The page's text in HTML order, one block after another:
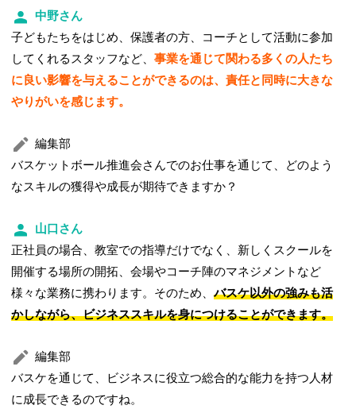
中野さん
子どもたちをはじめ、保護者の方、コーチとして活動に参加
してくれるスタッフなど、事業を通じて関わる多くの人たち
に良い影響を与えることができるのは、責任と同時に大きな
やりがいを感じます。
編集部
バスケットボール推進会さんでのお仕事を通じて、どのよう
なスキルの獲得や成長が期待できますか？
山口さん
正社員の場合、教室での指導だけでなく、新しくスクールを
開催する場所の開拓、会場やコーチ陣のマネジメントなど
様々な業務に携わります。そのため、バスケ以外の強みも活
かしながら、ビジネススキルを身につけることができます。
編集部
バスケを通じて、ビジネスに役立つ総合的な能力を持つ人材
に成長できるのですね。